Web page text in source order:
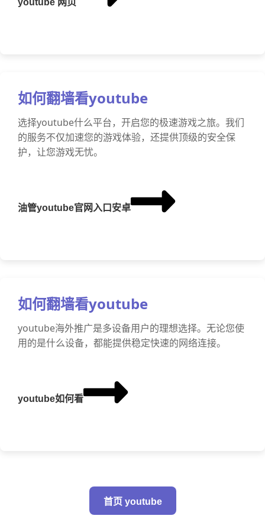
youtube 网页
如何翻墙看youtube
选择youtube什么平台，开启您的极速游戏之旅。我们
的服务不仅加速您的游戏体验，还提供顶级的安全保
护，让您游戏无忧。
油管youtube官网入口安卓
如何翻墙看youtube
youtube海外推广是多设备用户的理想选择。无论您使
用的是什么设备，都能提供稳定快速的网络连接。
youtube如何看
首页 youtube